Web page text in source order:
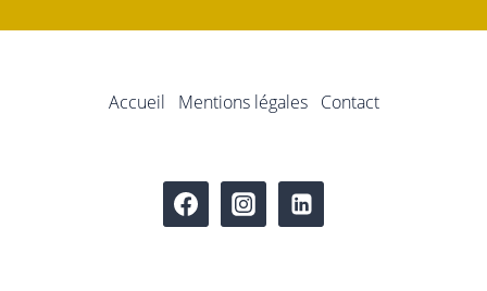
Accueil Mentions légales Contact